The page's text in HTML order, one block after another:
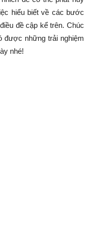
hiểu biết về các bước
đề cập kể trên. Chúc
được những trải nghiệm
nhé!